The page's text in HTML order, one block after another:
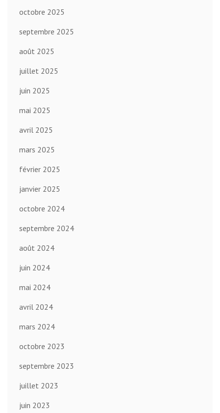
octobre 2025
septembre 2025
août 2025
juillet 2025
juin 2025
mai 2025
avril 2025
mars 2025
février 2025
janvier 2025
octobre 2024
septembre 2024
août 2024
juin 2024
mai 2024
avril 2024
mars 2024
octobre 2023
septembre 2023
juillet 2023
juin 2023